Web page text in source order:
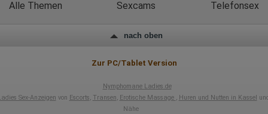
Webseite)
Wohin ging der Besucher? Klickte er auf weitere Seiten des Portals
Wie lange blieb der Besucher?
Alle Themen Sexcams Telefonsex
nach oben
Zur PC/Tablet Version
Nymphomane Ladies.de
Sex-Anzeigen von Escorts, Transen, Erotische Massage , Huren und Nutten in Kassel
Nähe